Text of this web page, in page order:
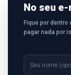
No seu e-
Fique por
pagar nada por